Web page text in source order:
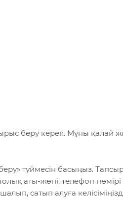
беру керек. Мұны қалай
түймесін басыңыз.
толық аты-жөні, телефон
сатып алуға